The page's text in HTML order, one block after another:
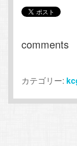
comments
カテゴリー: